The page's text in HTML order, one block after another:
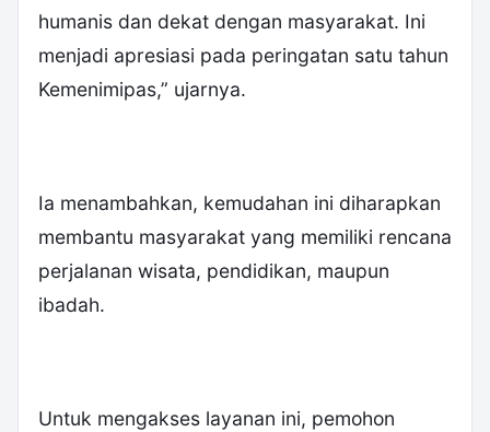
humanis dan dekat dengan masyarakat. Ini
menjadi apresiasi pada peringatan satu tahun
Kemenimipas,” ujarnya.
Ia menambahkan, kemudahan ini diharapkan
membantu masyarakat yang memiliki rencana
perjalanan wisata, pendidikan, maupun
ibadah.
Untuk mengakses layanan ini, pemohon